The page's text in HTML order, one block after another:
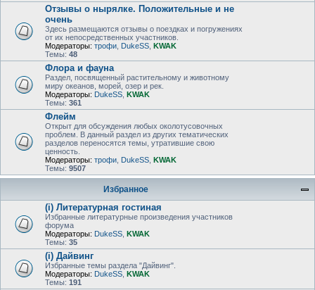
Отзывы о нырялке. Положительные и не
очень
Здесь размещаются отзывы о поездках и погружениях
от их непосредственных участников.
Модераторы: трофи DukeSS KWAK
Темы: 48
Флора и фауна
Раздел, посвященный растительному и животному
миру океанов, морей, озер и рек.
Модераторы: DukeSS KWAK
Темы: 361
Флейм
Открыт для обсуждения любых околотусовочных
проблем. В данный раздел из других тематических
разделов переносятся темы, утратившие свою
ценность.
Модераторы: трофи DukeSS KWAK
Темы: 9507
Избранное
(i) Литературная гостиная
Избранные литературные произведения участников
форума
Модераторы: DukeSS KWAK
Темы: 35
(i) Дайвинг
Избранные темы раздела "Дайвинг".
Модераторы: DukeSS KWAK
Темы: 191